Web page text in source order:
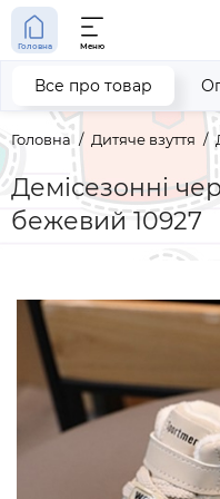
Головна Меню
Головна Дитяче взуття
Демісезонні
бежевий 10927
Все про товар